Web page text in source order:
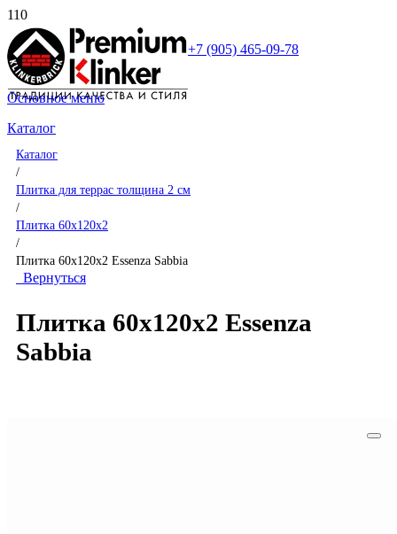
+7 (905) 465-09-78
Основное меню
Каталог
Каталог
/
Плитка для террас толщина 2 см
/
Плитка 60x120x2
/
Плитка 60x120x2 Essenza Sabbia
Вернуться
Плитка 60x120x2 Essenza
Sabbia